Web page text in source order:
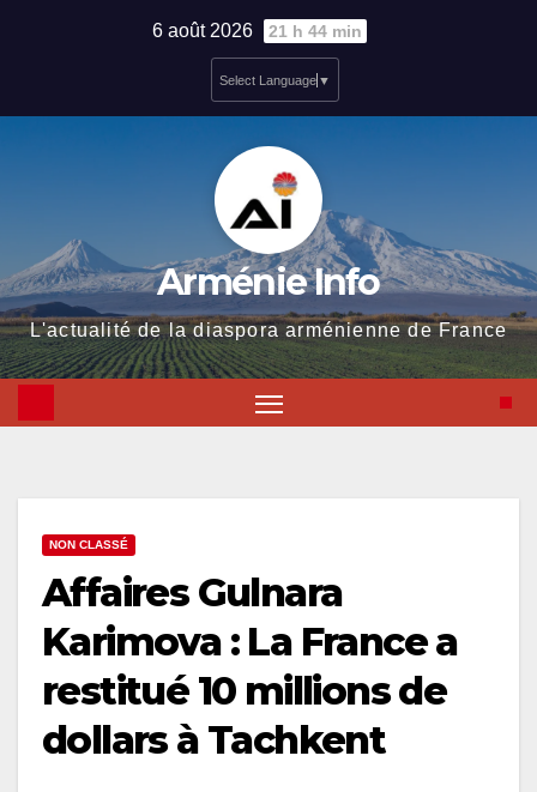
6 août 2026 21 h 44 min
Select Language ▼
Arménie Info
L'actualité de la diaspora arménienne de France
NON CLASSÉ
Affaires Gulnara
Karimova : La France a
restitué 10 millions de
dollars à Tachkent